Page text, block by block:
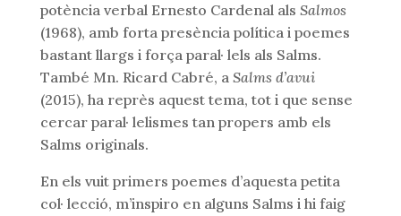
potència verbal Ernesto Cardenal als Salmos
(1968), amb forta presència política i poemes
bastant llargs i força paral· lels als Salms.
També Mn. Ricard Cabré, a Salms d’avui
(2015), ha reprès aquest tema, tot i que sense
cercar paral· lelismes tan propers amb els
Salms originals.
En els vuit primers poemes d’aquesta petita
col· lecció, m’inspiro en alguns Salms i hi faig